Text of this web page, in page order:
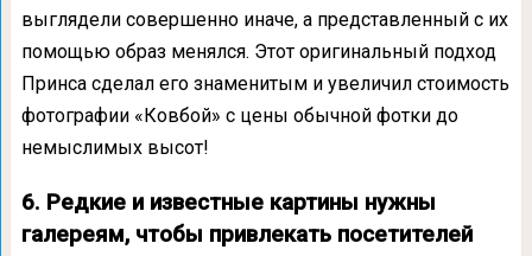
выглядели совершенно иначе, а представленный с их
помощью образ менялся. Этот оригинальный подход
Принса сделал его знаменитым и увеличил стоимость
фотографии «Ковбой» с цены обычной фотки до
немыслимых высот!
6. Редкие и известные картины нужны
галереям, чтобы привлекать посетителей